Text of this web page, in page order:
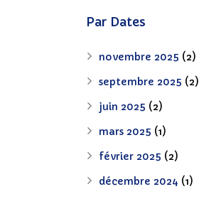
Par Dates
novembre 2025 (2)
septembre 2025 (2)
juin 2025 (2)
mars 2025 (1)
février 2025 (2)
décembre 2024 (1)